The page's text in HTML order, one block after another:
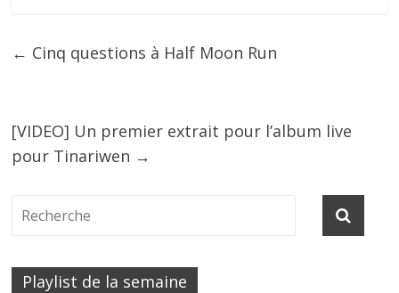
← Cinq questions à Half Moon Run
[VIDEO] Un premier extrait pour l’album live
pour Tinariwen →
Playlist de la semaine